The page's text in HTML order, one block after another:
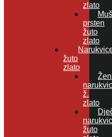
zlato
prsten
žuto
zlato
žuto
zlato
ž.
zlato
žuto